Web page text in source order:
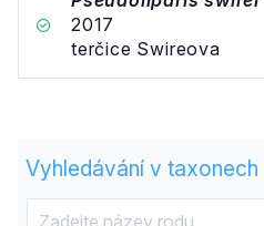
2017
terčice Swireova
Vyhledávání v taxonech